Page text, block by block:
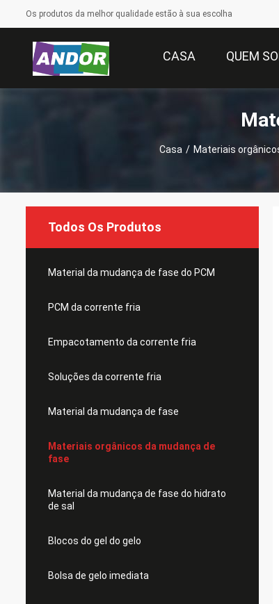
Os produtos da melhor qualidade estão à sua escolha
CASA QUEM
Casa / Materiais
Todos Os Produtos
Material da mudança de fase do PCM
PCM da corrente fria
Empacotamento da corrente fria
Soluções da corrente fria
Material da mudança de fase
Materiais orgânicos da mudança de
fase
Material da mudança de fase do hidrato
de sal
Blocos do gel do gelo
Bolsa de gelo imediata